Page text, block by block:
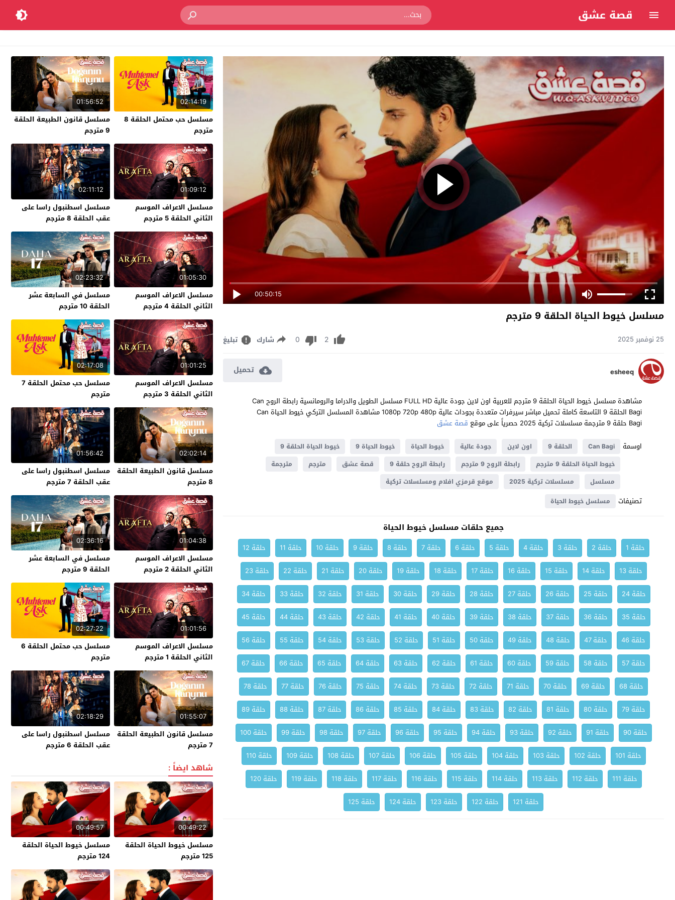
قصة عشق
00:50:15
مسلسل خيوط الحياة الحلقة 9 مترجم
25 نوفمبر 2025 2
0 شارك تبليغ
esheeq تحميل
مشاهدة مسلسل خيوط الحياة الحلقة 9 مترجم للعربية اون لاين جودة عالية FULL HD مسلسل الطويل والدراما والرومانسية رابطة الروح Can
Bagi الحلقة 9 التاسعة كاملة تحميل مباشر سيرفرات متعددة بجودات عالية 1080p 720p 480p مشاهدة المسلسل التركي خيوط الحياة Can
Bagi حلقة 9 مترجمة مسلسلات تركية 2025 حصرياً على موقع
قصة عشق
اوسمة
Can Bagi الحلقة 9 اون لاين جودة عالية خيوط الحياة خيوط الحياة 9
خيوط الحياة الحلقة 9
خيوط الحياة الحلقة 9 مترجم
رابطة الروح 9 مترجم رابطة الروح حلقة 9 قصة عشق مترجم
مترجمة
مسلسل
مسلسلات تركية 2025 موقع قرمزي افلام ومسلسلات تركية
تصنيفات مسلسل خيوط الحياة
جميع حلقات مسلسل خيوط الحياة
حلقة 1 حلقة 2 حلقة 3 حلقة 4 حلقة 5 حلقة 6 حلقة 7 حلقة 8 حلقة 9 حلقة 10 حلقة 11
حلقة 12
حلقة 13
حلقة 14 حلقة 15 حلقة 16 حلقة 17 حلقة 18 حلقة 19 حلقة 20 حلقة 21 حلقة 22
حلقة 23
حلقة 24
حلقة 25 حلقة 26 حلقة 27 حلقة 28 حلقة 29 حلقة 30 حلقة 31 حلقة 32 حلقة 33
حلقة 34
حلقة 35
حلقة 36 حلقة 37 حلقة 38 حلقة 39 حلقة 40 حلقة 41 حلقة 42 حلقة 43 حلقة 44
حلقة 45
حلقة 46
حلقة 47 حلقة 48 حلقة 49 حلقة 50 حلقة 51 حلقة 52 حلقة 53 حلقة 54 حلقة 55
حلقة 56
حلقة 57
حلقة 58 حلقة 59 حلقة 60 حلقة 61 حلقة 62 حلقة 63 حلقة 64 حلقة 65 حلقة 66
حلقة 67
حلقة 68
حلقة 69 حلقة 70 حلقة 71 حلقة 72 حلقة 73 حلقة 74 حلقة 75 حلقة 76 حلقة 77
حلقة 78
حلقة 79
حلقة 80 حلقة 81 حلقة 82 حلقة 83 حلقة 84 حلقة 85 حلقة 86 حلقة 87 حلقة 88
حلقة 89
حلقة 90
حلقة 91 حلقة 92 حلقة 93 حلقة 94 حلقة 95 حلقة 96 حلقة 97 حلقة 98 حلقة 99
حلقة 100
حلقة 101
حلقة 102 حلقة 103 حلقة 104 حلقة 105 حلقة 106 حلقة 107 حلقة 108 حلقة 109
حلقة 110
حلقة 111
حلقة 112 حلقة 113 حلقة 114 حلقة 115 حلقة 116 حلقة 117 حلقة 118 حلقة 119
حلقة 120
حلقة 121
حلقة 122 حلقة 123 حلقة 124 حلقة 125
02:14:19
مسلسل حب محتمل الحلقة 8
مترجم
01:56:52
مسلسل قانون الطبيعة الحلقة
9 مترجم
01:09:12
مسلسل الاعراف الموسم
الثاني الحلقة 5 مترجم
02:11:12
مسلسل اسطنبول راسا على
عقب الحلقة 8 مترجم
01:05:30
مسلسل الاعراف الموسم
الثاني الحلقة 4 مترجم
02:23:32
مسلسل في السابعة عشر
الحلقة 10 مترجم
01:01:25
مسلسل الاعراف الموسم
الثاني الحلقة 3 مترجم
02:17:08
مسلسل حب محتمل الحلقة 7
مترجم
02:02:14
مسلسل قانون الطبيعة الحلقة
8 مترجم
01:56:42
مسلسل اسطنبول راسا على
عقب الحلقة 7 مترجم
01:04:38
مسلسل الاعراف الموسم
الثاني الحلقة 2 مترجم
02:36:16
مسلسل في السابعة عشر
الحلقة 9 مترجم
01:01:56
مسلسل الاعراف الموسم
الثاني الحلقة 1 مترجم
02:27:22
مسلسل حب محتمل الحلقة 6
مترجم
01:55:07
مسلسل قانون الطبيعة الحلقة
7 مترجم
02:18:29
مسلسل اسطنبول راسا على
عقب الحلقة 6 مترجم
شاهد ايضاً :
00:49:22
مسلسل خيوط الحياة الحلقة
125 مترجم
00:49:57
مسلسل خيوط الحياة الحلقة
124 مترجم